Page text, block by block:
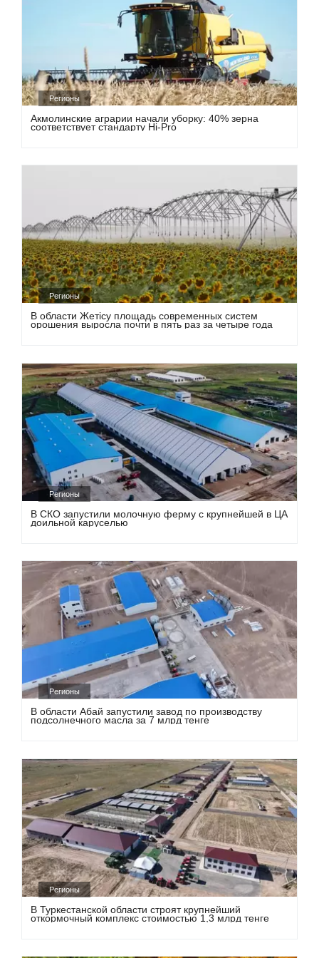
Регионы
Акмолинские аграрии начали уборку: 40% зерна
соответствует стандарту Hi-Pro
Регионы
В области Жетісу площадь современных систем
орошения выросла почти в пять раз за четыре года
Регионы
В СКО запустили молочную ферму с крупнейшей в ЦА
доильной каруселью
Регионы
В области Абай запустили завод по производству
подсолнечного масла за 7 млрд тенге
Регионы
В Туркестанской области строят крупнейший
откормочный комплекс стоимостью 1,3 млрд тенге